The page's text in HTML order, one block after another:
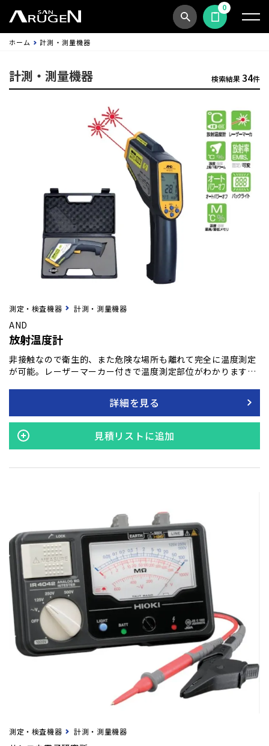
商品検索見積依頼する
0
ホーム 計測・測量機器
計測・測量機器 検索結果 34件
測定・検査機器 計測・測量機器
AND
放射温度計
非接触なので衛生的、また危険な場所も離れて完全に温度測定
が可能。レーザーマーカー付きで温度測定部位がわかります。
詳細を見る
見積リストに追加
測定・検査機器 計測・測量機器